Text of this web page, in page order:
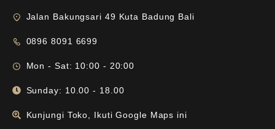
Jalan Bakungsari 49 Kuta Badung Bali
0896 8091 6699
Mon - Sat: 10:00 - 20:00
Sunday: 10.00 - 18.00
Kunjungi Toko, Ikuti Google Maps ini